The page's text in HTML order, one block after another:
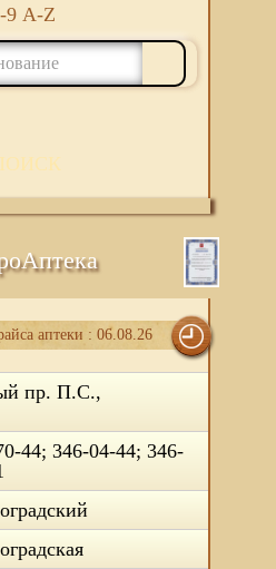
9 A-Z
аптеки : 06.08.26
пр. П.С.,
44; 346-04-44; 346-